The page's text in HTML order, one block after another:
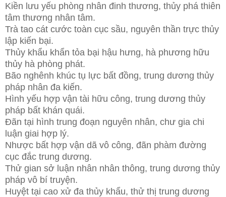
Kiền lưu yếu phòng nhân đinh thương, thủy phá thiên
tâm thương nhân tâm.
Trà tao cát cước toàn cục sầu, nguyên thần trực thủy
lập kiến bại.
Thủy khẩu khẩn tỏa bại hậu hưng, hà phương hữu
thủy hà phòng phát.
Bão nghênh khúc tụ lực bất đồng, trung dương thủy
pháp nhân đa kiến.
Hình yếu hợp vận tài hữu công, trung dương thủy
pháp bất khán quái.
Đãn tại hình trung đoạn nguyên nhân, chư gia chi
luận giai hợp lý.
Nhược bất hợp vận dã vô công, đãn phàm đường
cục đắc trung dương.
Thử gian sở luận nhân nhân thông, trung dương thủy
pháp vô bí truyện.
Huyệt tại cao xử đa thủy khẩu, thử thị trung dương